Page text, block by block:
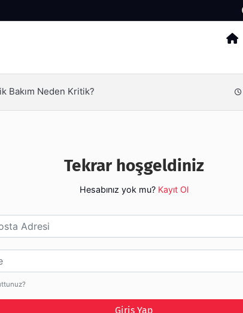
Arama
Bakım Neden Kritik?
Tekrar hoşgeldiniz
Hesabınız yok mu? Kayıt Ol
Giriş Yap